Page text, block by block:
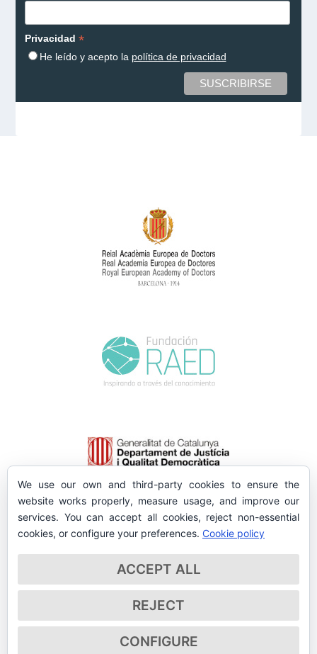
Privacidad *
He leído y acepto la política de privacidad
We use our own and third-party cookies to ensure the
website works properly, measure usage, and improve our
services. You can accept all cookies, reject non-essential
cookies, or configure your preferences. Cookie policy
ACCEPT ALL
REJECT
CONFIGURE